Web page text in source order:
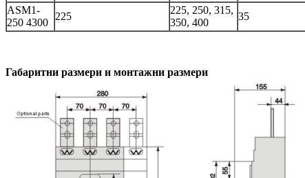
ASM1-
250 4300
225
225, 250, 315,
350, 400
35
Габаритни размери и монтажни размери